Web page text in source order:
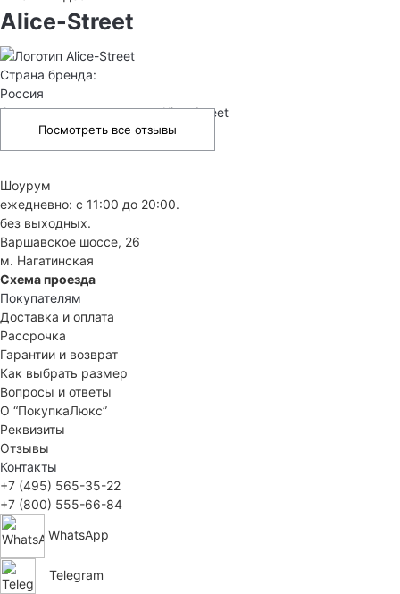
Alice-Street
Страна бренда:
Россия
Отзывы о товарах марки Alice-Street
Посмотреть все отзывы
Шоурум
ежедневно: с 11:00 до 20:00.
без выходных.
Варшавское шоссе, 26
м. Нагатинская
Схема проезда
Покупателям
Доставка и оплата
Рассрочка
Гарантии и возврат
Как выбрать размер
Вопросы и ответы
О “ПокупкаЛюкс”
Реквизиты
Отзывы
Контакты
+7 (495) 565-35-22
+7 (800) 555-66-84
WhatsApp
Telegram